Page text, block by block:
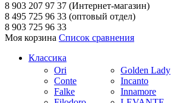
8 903 207 97 37 (Интернет-магазин)
8 495 725 96 33 (оптовый отдел)
8 903 725 96 33
Моя корзина Список сравнения
Классика
Ori
Conte
Falke
Golden Lady
Incanto
Innamore